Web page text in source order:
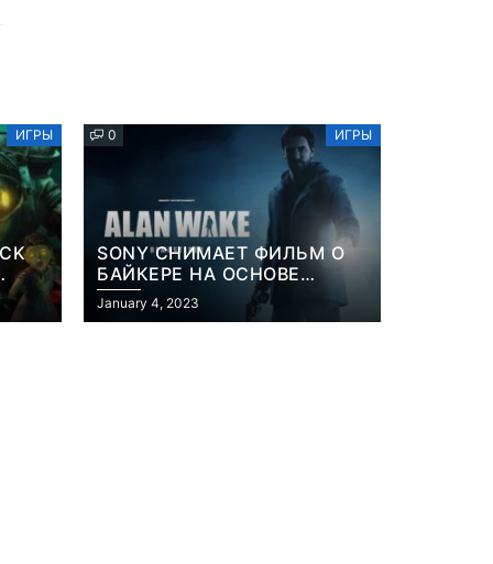
ИГРЫ 0 ИГРЫ
SONY СНИМАЕТ ФИЛЬМ О
БАЙКЕРЕ НА ОСНОВЕ
ИЗВЕСТНОЙ ВИДЕОИГРЫ
January 4, 2023